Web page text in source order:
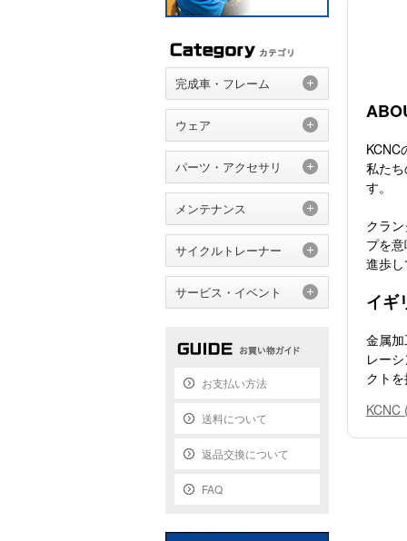
KCNC
私た
す。
クラ
プを
進歩
イギ
金属
レー
クト
KCNC
完成車・フレーム
ウェア
パーツ・アクセサリ
メンテナンス
サイクルトレーナー
サービス・イベント
お支払い方法
送料について
返品交換について
FAQ